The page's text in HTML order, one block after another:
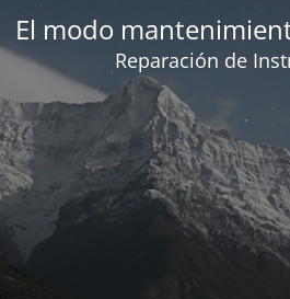
El modo
Reparación de